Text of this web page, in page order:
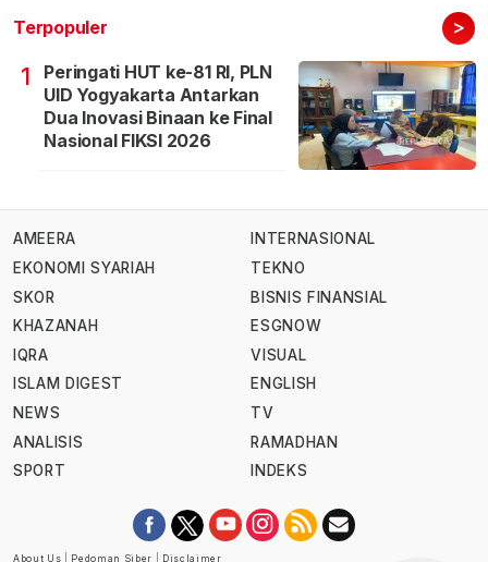
Terpopuler >
1
Peringati HUT ke-81 RI, PLN
UID Yogyakarta Antarkan
Dua Inovasi Binaan ke Final
Nasional FIKSI 2026
AMEERA
EKONOMI SYARIAH
SKOR
KHAZANAH
IQRA
ISLAM DIGEST
NEWS
ANALISIS
SPORT
INTERNASIONAL
TEKNO
BISNIS FINANSIAL
ESGNOW
VISUAL
ENGLISH
TV
RAMADHAN
INDEKS
About Us Pedoman Siber Disclaimer